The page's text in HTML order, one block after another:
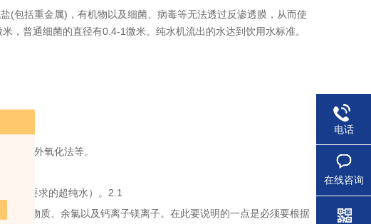
(包括重金属)，有机物以及细菌、病毒等无法透过反渗透膜，从而使
，普通细菌的直径有0.4-1微米。纯水机流出的水达到饮用水标准。
、紫外氧化法等。
特殊要求的超纯水）。2.1
颗粒物质、余氯以及钙离子镁离子。在此要说明的一点是必须要根据
电话
在线咨询